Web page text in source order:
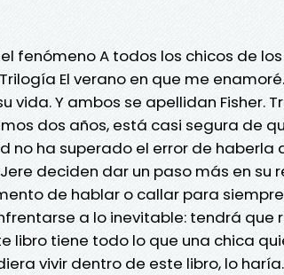
fenómeno A todos los chicos de
El verano en que me
vida. Y ambos se apellidan Fisher.
dos años, está casi segura de
no ha superado el error de
deciden dar un paso más en su
de hablar o callar para
a lo inevitable: tendrá que
libro tiene todo lo que una chica
vivir dentro de este libro, lo